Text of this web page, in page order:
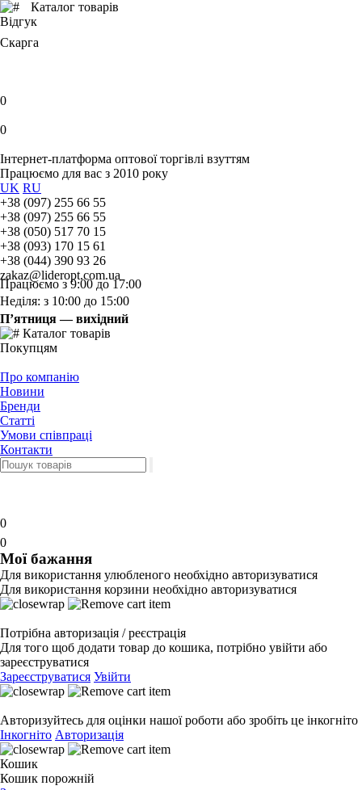
Каталог товарів
Відгук
Скарга
0
0
Інтернет-платформа оптової торгівлі взуттям
Працюємо для вас з 2010 року
UK RU
+38 (097) 255 66 55
+38 (097) 255 66 55
+38 (050) 517 70 15
+38 (093) 170 15 61
+38 (044) 390 93 26
zakaz@lideropt.com.ua
Працюємо з 9:00 до 17:00
Неділя: з 10:00 до 15:00
П’ятниця — вихідний
Каталог товарів
Покупцям
Про компанію
Новини
Бренди
Статті
Умови співпраці
Контакти
0
0
Мої бажання
Для використання улюбленого необхідно авторизуватися
Для використання корзини необхідно авторизуватися
Потрібна авторизація / реєстрація
Для того щоб додати товар до кошика, потрібно увійти або
зареєструватися
Зареєструватися Увійти
Авторизуйтесь для оцінки нашої роботи або зробіть це інкогніто
Інкогніто Авторизація
Кошик
Кошик порожній